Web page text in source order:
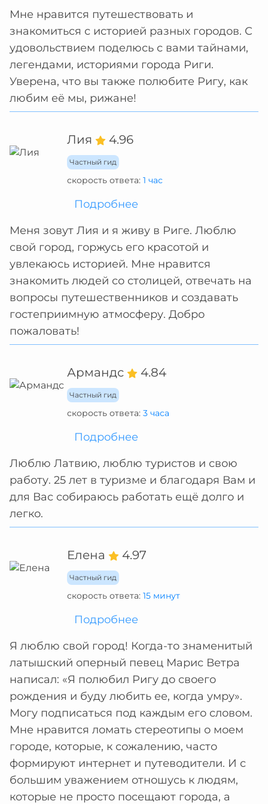
Мне нравится путешествовать и
знакомиться с историей разных городов. С
удовольствием поделюсь с вами тайнами,
легендами, историями города Риги.
Уверена, что вы также полюбите Ригу, как
любим её мы, рижане!
Лия 4.96
Частный гид
скорость ответа: 1 час
Подробнее
Меня зовут Лия и я живу в Риге. Люблю
свой город, горжусь его красотой и
увлекаюсь историей. Мне нравится
знакомить людей со столицей, отвечать на
вопросы путешественников и создавать
гостеприимную атмосферу. Добро
пожаловать!
Армандс 4.84
Частный гид
скорость ответа: 3 часа
Подробнее
Люблю Латвию, люблю туристов и свою
работу. 25 лет в туризме и благодаря Вам и
для Вас собираюсь работать ещё долго и
легко.
Елена 4.97
Частный гид
скорость ответа: 15 минут
Подробнее
Я люблю свой город! Когда-то знаменитый
латышский оперный певец Марис Ветра
написал: «Я полюбил Ригу до своего
рождения и буду любить ее, когда умру».
Могу подписаться под каждым его словом.
Мне нравится ломать стереотипы о моем
городе, которые, к сожалению, часто
формируют интернет и путеводители. И с
большим уважением отношусь к людям,
которые не просто посещают города, а